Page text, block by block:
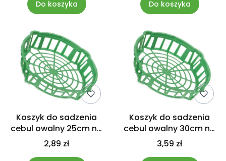
Do koszyka Do koszyka
Koszyk do sadzenia
cebul owalny 25cm na
tulipany krokusy
2,89 zł
Koszyk do sadzenia
cebul owalny 30cm na
tulipany krokusy
3,59 zł